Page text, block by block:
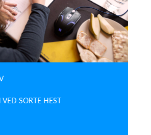
SORTE HEST